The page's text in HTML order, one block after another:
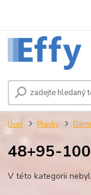
Úvod Plavky
48+95-
V této kategorii